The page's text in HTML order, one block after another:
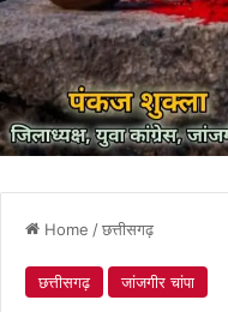
Home /छत्तीसगढ़
छत्तीसगढ़ जांजगीर चांपा